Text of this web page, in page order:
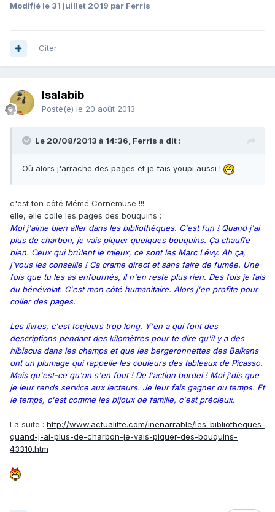
Modifié le 31 juillet 2019 par Ferris
Citer
Isalabib
Posté(e) le 20 août 2013
Le 20/08/2013 à 14:36, Ferris a dit :
Où alors j'arrache des pages et je fais youpi aussi !
c'est ton côté Mémé Cornemuse !!!
elle, elle colle les pages des bouquins :
Moi j'aime bien aller dans les bibliothèques. C'est fun ! Quand j'ai
plus de charbon, je vais piquer quelques bouquins. Ça chauffe
bien. Ceux qui brûlent le mieux, ce sont les Marc Lévy. Ah ça,
j'vous les conseille ! Ca crame direct et sans faire de fumée. Une
fois que tu les as enfournés, il n'en reste plus rien. Des fois je fais
du bénévolat. C'est mon côté humanitaire. Alors j'en profite pour
coller des pages.
Les livres, c'est toujours trop long. Y'en a qui font des
descriptions pendant des kilomètres pour te dire qu'il y a des
hibiscus dans les champs et que les bergeronnettes des Balkans
ont un plumage qui rappelle les couleurs des tableaux de Picasso.
Mais qu'est-ce qu'on s'en fout ! De l'action bordel ! Moi j'dis que
je leur rends service aux lecteurs. Je leur fais gagner du temps. Et
le temps, c'est comme les bijoux de famille, c'est précieux.
La suite : http://www.actualitte.com/inenarrable/les-bibliotheques-
quand-j-ai-plus-de-charbon-je-vais-piquer-des-bouquins-
43310.htm